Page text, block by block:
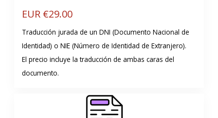
EUR €29.00
Traducción jurada de un DNI (Documento Nacional de
Identidad) o NIE (Número de Identidad de Extranjero).
El precio incluye la traducción de ambas caras del
documento.